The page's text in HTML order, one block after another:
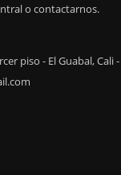
o contactarnos.
piso - El Guabal, Cali